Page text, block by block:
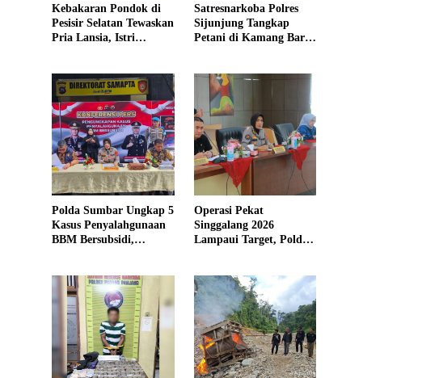
Kebakaran Pondok di
Pesisir Selatan Tewaskan
Pria Lansia, Istri
Satresnarkoba Polres
Sijunjung Tangkap
Petani di Kamang Baru,
Polda Sumbar Ungkap 5
Kasus Penyalahgunaan
BBM Bersubsidi,
Bio Solar
Operasi Pekat
Singgalang 2026
Lampaui Target, Polda
Kriminal